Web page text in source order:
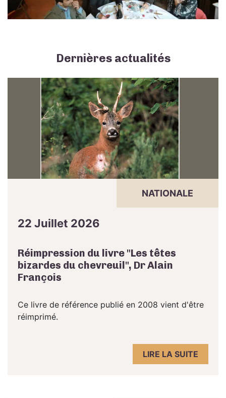
Dernières actualités
NATIONALE
22 Juillet 2026
Réimpression du livre "Les têtes
bizardes du chevreuil", Dr Alain
François
Ce livre de référence publié en 2008 vient d'être
réimprimé.
LIRE LA SUITE